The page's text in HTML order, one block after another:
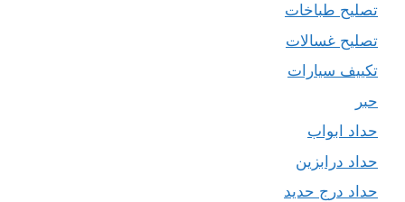
تصليح طباخات
تصليح غسالات
تكييف سيارات
حبر
حداد ابواب
حداد درابزين
حداد درج حديد